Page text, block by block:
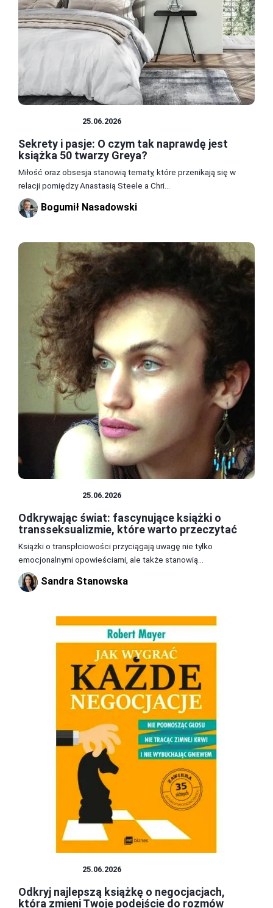
25.06.2026
Sekrety i pasje: O czym tak naprawdę jest
książka 50 twarzy Greya?
Miłość oraz obsesja stanowią tematy, które przenikają się w
relacji pomiędzy Anastasią Steele a Chri...
Bogumił Nasadowski
25.06.2026
Odkrywając świat: fascynujące książki o
transseksualizmie, które warto przeczytać
Książki o transpłciowości przyciągają uwagę nie tylko
emocjonalnymi opowieściami, ale także stanowią...
Sandra Stanowska
25.06.2026
Odkryj najlepszą książkę o negocjacjach,
która zmieni Twoje podejście do rozmów